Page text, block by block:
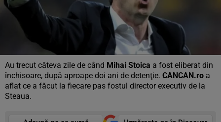
Au trecut câteva zile de când Mihai Stoica a fost eliberat din
închisoare, după aproape doi ani de detenţie. CANCAN.ro a
aflat ce a făcut la fiecare pas fostul director executiv de la
Steaua.